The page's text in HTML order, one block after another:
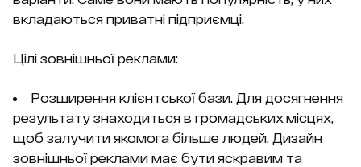
вкладаються приватні підприємці.
Цілі зовнішньої реклами:
Розширення клієнтської бази. Для досягнення
результату знаходиться в громадських місцях,
щоб залучити якомога більше людей. Дизайн
зовнішньої реклами має бути яскравим та